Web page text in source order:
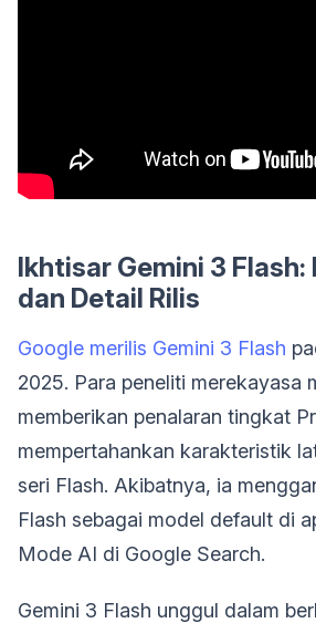
Ikhtisar Gemini 3
dan Detail Rilis
Google merilis Gemini 3 Flash
2025. Para peneliti merekayasa
memberikan penalaran tingkat
mempertahankan karakteristik
seri Flash. Akibatnya, ia
Flash sebagai model default di
Mode AI di Google Search.
Gemini 3 Flash unggul dalam